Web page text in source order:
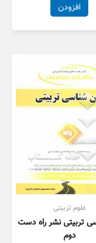
افزودن
علوم تزبیتی
تربیتی نشر راه دست
دوم